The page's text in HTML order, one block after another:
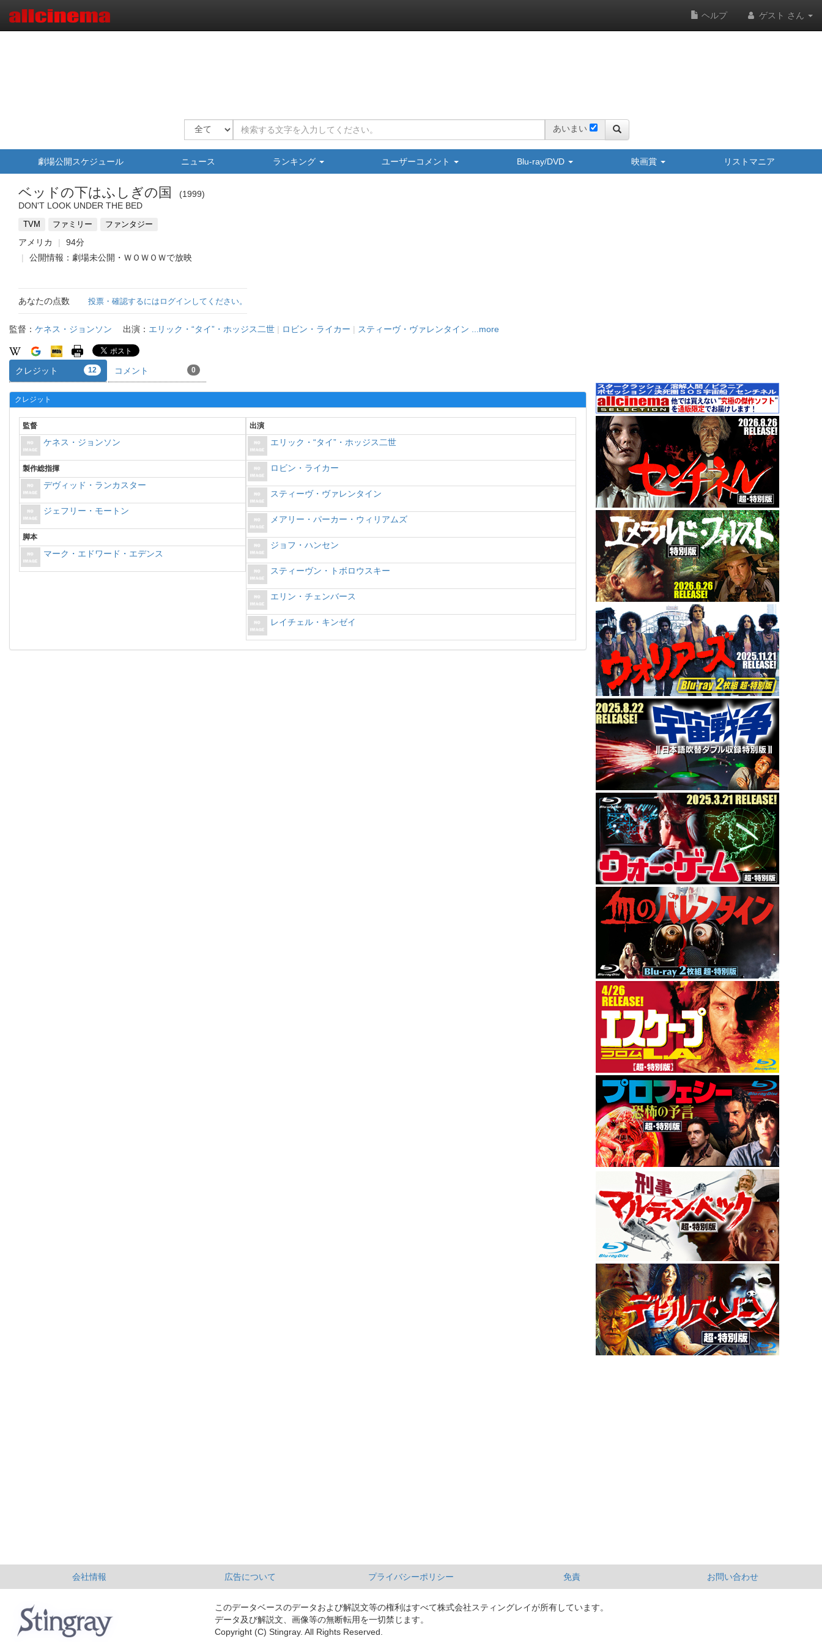
ヘルプ ゲスト さん
あいまい
劇場公開スケジュール ニュース ランキング ユーザーコメント Blu-ray/DVD 映画賞 リストマニア
ベッドの下はふしぎの国
1999
DON'T LOOK UNDER THE BED
TVM ファミリー ファンタジー
アメリカ
94分
公開情報：劇場未公開・ＷＯＷＯＷで放映
あなたの点数 投票・確認するにはログインしてください。
監督： ケネス・ジョンソン 出演： エリック・“タイ”・ホッジス二世 | ロビン・ライカー | スティーヴ・ヴァレンタイン ...more
クレジット 12 コメント 0
クレジット
監督
ケネス・ジョンソン
製作総指揮
デヴィッド・ランカスター
ジェフリー・モートン
脚本
マーク・エドワード・エデンス
出演
エリック・“タイ”・ホッジス二世
ロビン・ライカー
スティーヴ・ヴァレンタイン
メアリー・パーカー・ウィリアムズ
ジョフ・ハンセン
スティーヴン・トボロウスキー
エリン・チェンバース
レイチェル・キンゼイ
会社情報 広告について プライバシーポリシー 免責 お問い合わせ
このデータベースのデータおよび解説文等の権利はすべて株式会社スティングレイが所有しています。
データ及び解説文、画像等の無断転用を一切禁じます。
Copyright (C) Stingray. All Rights Reserved.